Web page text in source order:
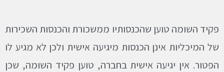
פקיד השומה טוען שהכנסותיו ממשכורת והכנסות השכירות
של המיכליות אינן הכנסות מיגיעה אישית ולכן לא מגיע לו
הפטור. אין יגיעה אישית בחברה, טוען פקיד השומה, שכן